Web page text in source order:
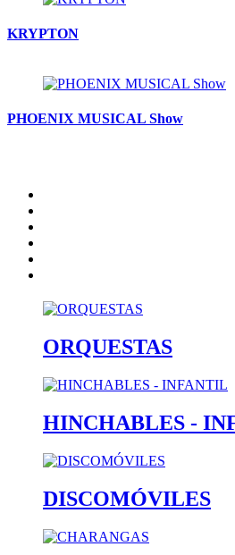
KRYPTON
PHOENIX MUSICAL Show
ORQUESTAS
HINCHABLES -
DISCOMÓVILES